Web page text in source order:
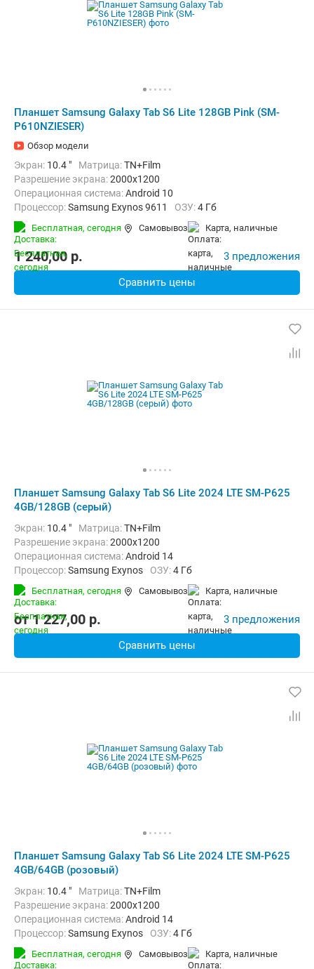
Планшет Samsung Galaxy Tab S6 Lite 128GB Pink (SM-
P610NZIESER)
Обзор модели
Экран: 10.4 " Матрица:TN+Film
Разрешение экрана:2000x1200
Операционная система:Android 10
Процессор:Samsung Exynos 9611 ОЗУ:4 Гб
Встроенная память:
Тыловая камера:
Беспроводная связь:
Bluetooth, Wi-Fi Вес:467 г
Бесплатная, сегодня Самовывоз карта, наличные
1 240,00 p. 3 предложения
Сравнить цены
Планшет Samsung Galaxy Tab S6 Lite 2024 LTE SM-P625
4GB/128GB (серый)
Экран: 10.4 " Матрица:TN+Film
Разрешение экрана:2000x1200
Операционная система:Android 14
Процессор:Samsung Exynos ОЗУ:4 Гб
Встроенная память:
Тыловая камера:
Беспроводная связь:
4G (LTE), Bluetooth, Wi-Fi
Комплектация:
465 г
Бесплатная, сегодня Самовывоз карта, наличные
от1 227,00 p. 3 предложения
Сравнить цены
Планшет Samsung Galaxy Tab S6 Lite 2024 LTE SM-P625
4GB/64GB (розовый)
Экран: 10.4 " Матрица:TN+Film
Разрешение экрана:2000x1200
Операционная система:Android 14
Процессор:Samsung Exynos ОЗУ:4 Гб
Встроенная память:
Тыловая камера:
Беспроводная связь:
4G (LTE), Bluetooth, Wi-Fi
Бесплатная, сегодня Самовывоз карта, наличные